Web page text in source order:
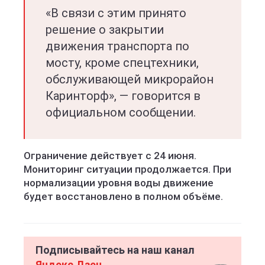
«В связи с этим принято
решение о закрытии
движения транспорта по
мосту, кроме спецтехники,
обслуживающей микрорайон
Каринторф», — говорится в
официальном сообщении.
Ограничение действует с 24 июня.
Мониторинг ситуации продолжается. При
нормализации уровня воды движение
будет восстановлено в полном объёме.
Подписывайтесь на наш канал